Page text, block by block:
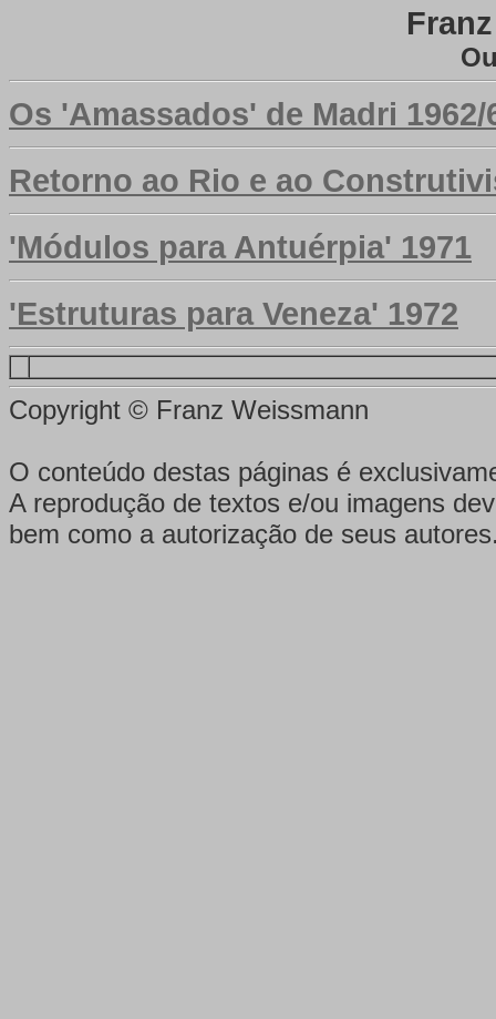
Os 'Amassados' de Madri 1962/
Retorno ao Rio e ao
'Módulos para Antuérpia' 1971
'Estruturas para Veneza' 1972
Copyright © Franz Weissmann
O conteúdo destas páginas é
A reprodução de textos e/ou imagens
bem como a autorização de seus